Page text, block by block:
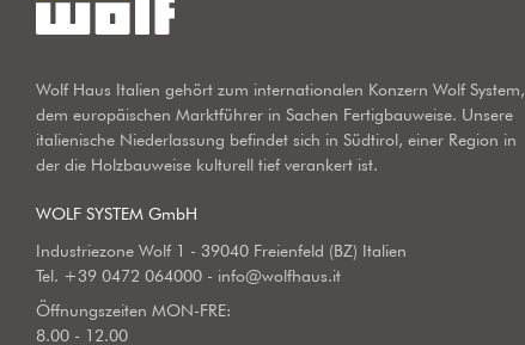
Wolf Haus Italien gehört zum internationalen Konzern Wolf System,
dem europäischen Marktführer in Sachen Fertigbauweise. Unsere
italienische Niederlassung befindet sich in Südtirol, einer Region in
der die Holzbauweise kulturell tief verankert ist.
WOLF SYSTEM GmbH
Industriezone Wolf 1 - 39040 Freienfeld (BZ) Italien
Tel. +39 0472 064000 - info@wolfhaus.it
Öffnungszeiten MON-FRE:
8.00 - 12.00